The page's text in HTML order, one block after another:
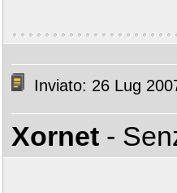
Inviato: 26 Lug
Xornet -